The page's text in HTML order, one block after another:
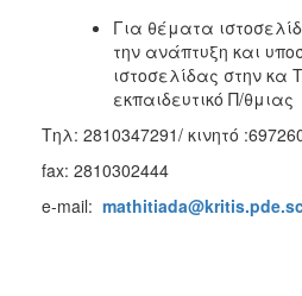
Για θέματα
την ανάπτυξη και
ιστοσελίδας στην κα
εκπαιδευτικό Π/θμιας
Τηλ: 2810347291/ κινητό
fax: 2810302444
e-mail: